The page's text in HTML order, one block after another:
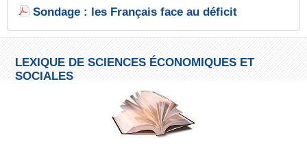
Sondage : les Français face au déficit
LEXIQUE DE SCIENCES ÉCONOMIQUES ET
SOCIALES